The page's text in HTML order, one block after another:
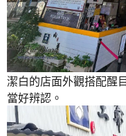
潔白的店面外觀搭配醒
當好辨認。